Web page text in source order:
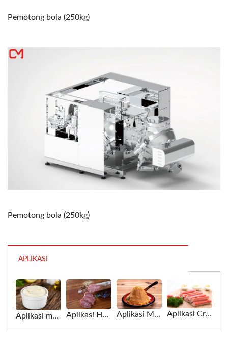
Pemotong bola (250kg)
Pemotong bola (250kg)
APLIKASI
Aplikasi mayones untuk Pemotong Bola Aplikasi Ham untuk Pemotong Bola Aplikasi Miso untuk Pemotong Bola Aplikasi Crab Stick untuk Pemotong Bola